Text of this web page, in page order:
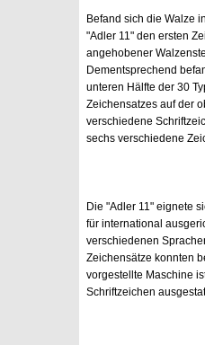
Befand sich die Walze
"Adler 11" den ersten
angehobener
Dementsprechend
unteren Hälfte der 30
Zeichensatzes auf der
verschiedene
sechs verschiedene
Die "Adler 11" eignete
für international
verschiedenen
Zeichensätze konnten
vorgestellte Maschine
Schriftzeichen